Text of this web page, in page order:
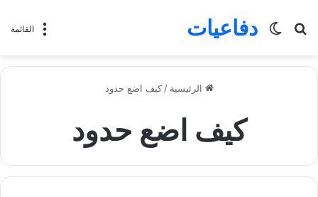
القائمة دفاعيات
بحث
الوضع
الرئيسية / كيف اضع حدود
كيف اضع حدود